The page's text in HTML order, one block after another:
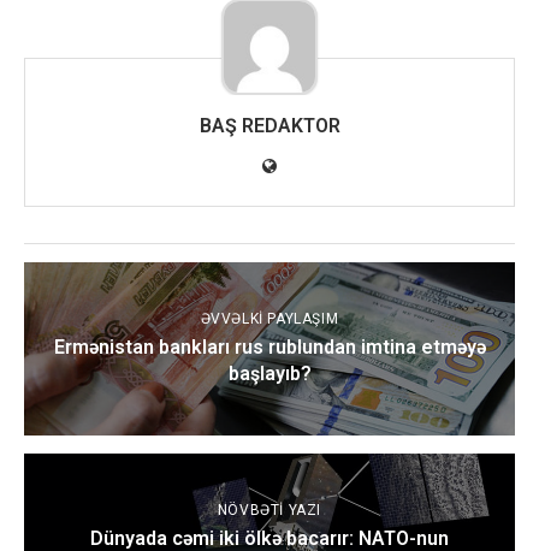
BAŞ REDAKTOR
ƏVVƏLKI PAYLAŞIM
Ermənistan bankları rus rublundan imtina etməyə
başlayıb?
NÖVBƏTI YAZI
Dünyada cəmi iki ölkə bacarır: NATO-nun